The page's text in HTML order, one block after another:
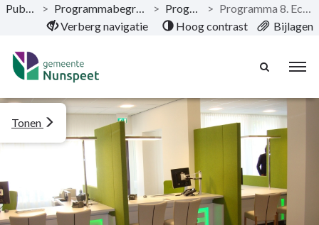
Naar hoofdinhoud
Publicaties > Programmabegroting 2019-2022 > Programma’s >
Programma 8. Economische zaken
Verberg navigatie
Hoog contrast Bijlagen
Tonen